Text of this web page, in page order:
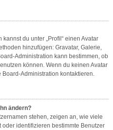
du unter „Profil“ einen Avatar
hinzufügen: Gravatar, Galerie,
Administration kann bestimmen, ob
können. Wenn du keinen Avatar
Administration kontaktieren.
ändern?
stehen, zeigen an, wie viele
oder identifizieren bestimmte Benutzer